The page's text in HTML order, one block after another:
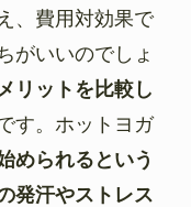
、費用対効果で
がいいのでしょ
リットを比較し
す。ホットヨガ
められるという
発汗やストレス